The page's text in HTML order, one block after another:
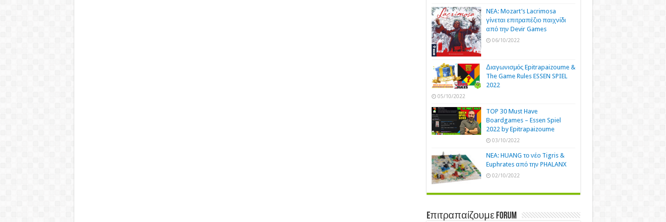
NEA: Mozart’s Lacrimosa
γίνεται επιτραπέζιο παιχνίδι
από την Devir Games
06/10/2022
Διαγωνισμός Epitrapaizoume &
The Game Rules ESSEN SPIEL
2022
05/10/2022
TOP 30 Must Have
Boardgames – Essen Spiel
2022 by Epitrapaizoume
03/10/2022
NEA: HUANG το νέο Tigris &
Euphrates από την PHALANX
02/10/2022
Eπιτραπαίζουμε Forum